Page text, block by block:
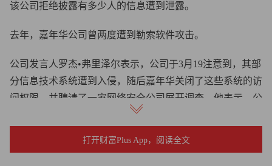
该公司拒绝披露有多少人的信息遭到泄露。
去年，嘉年华公司曾两度遭到勒索软件攻击。
公司发言人罗杰•弗里泽尔表示，公司于3月19注意到，其部
分信息技术系统遭到入侵，随后嘉年华关闭了这些系统的访
问权限，并聘请了一家网络安全公司展开调查。他表示，公
司正在提升其信息系统的安全性。
弗里泽尔称，公司已经通知了受影响的人员，并成立了一个
打开财富Plus App，阅读全文